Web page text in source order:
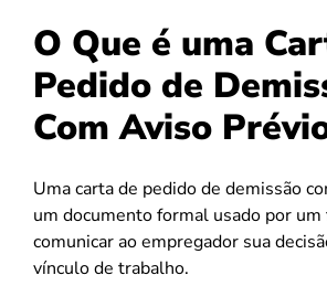
O Que é uma
Pedido de
Com Aviso
Uma carta de pedido de demissão
um documento formal usado por um
comunicar ao empregador sua
vínculo de trabalho.